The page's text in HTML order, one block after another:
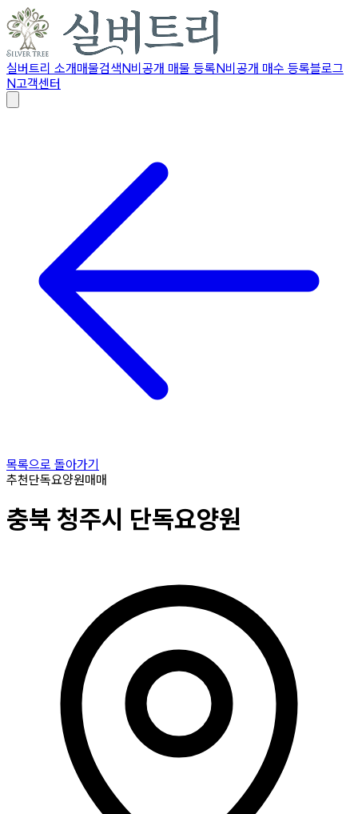
실버트리 소개매물검색N비공개 매물 등록N비공개 매수 등록블로그
N고객센터
목록으로 돌아가기
추천단독요양원매매
충북 청주시 단독요양원